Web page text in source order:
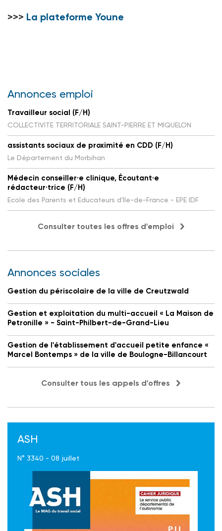
>>> La plateforme Youne
Annonces emploi
Travailleur social (F/H)
COLLECTIVITE TERRITORIALE SAINT-PIERRE ET MIQUELON
assistants sociaux de proximité en CDD (F/H)
Le Département du Morbihan
Médecin conseiller·e clinique, Écoutant·e
rédacteur·trice (F/H)
Ecole des Parents et Educateurs d'Ile-de-France - EPE IDF
Consulter toutes les offres d'emploi
Annonces sociales
Gestion du périscolaire de la ville de Creutzwald
Gestion et exploitation du multi-accueil « La Maison de
Petronille » - Saint-Philbert-de-Grand-Lieu
Gestion de l'établissement d'accueil petite enfance «
Marcel Bontemps » de la ville de Boulogne-Billancourt
Consulter tous les appels d'offres
ASH
N° 3340 - 08 juillet